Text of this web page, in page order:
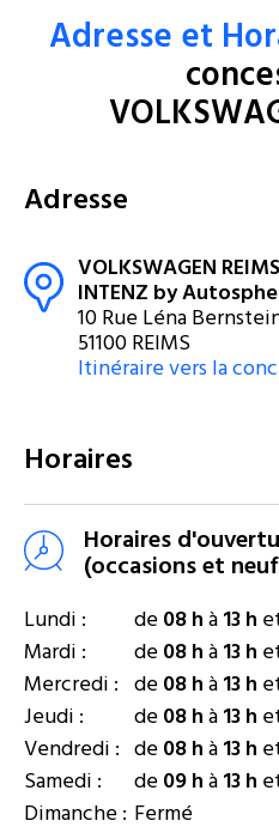
Adresse et
Adresse
VOLKSWAGEN REIMS
INTENZ by
10 Rue Léna
51100 REIMS
Itinéraire vers la
Horaires
Horaires
(occasions et
Lundi : de08 hà13 h
Mardi :
de08 hà13 h
Mercredi : de08 hà13 h
Jeudi :
de08 hà13 h
Vendredi : de08 hà13 h
Samedi :
de09 hà13 h
Dimanche : Fermé